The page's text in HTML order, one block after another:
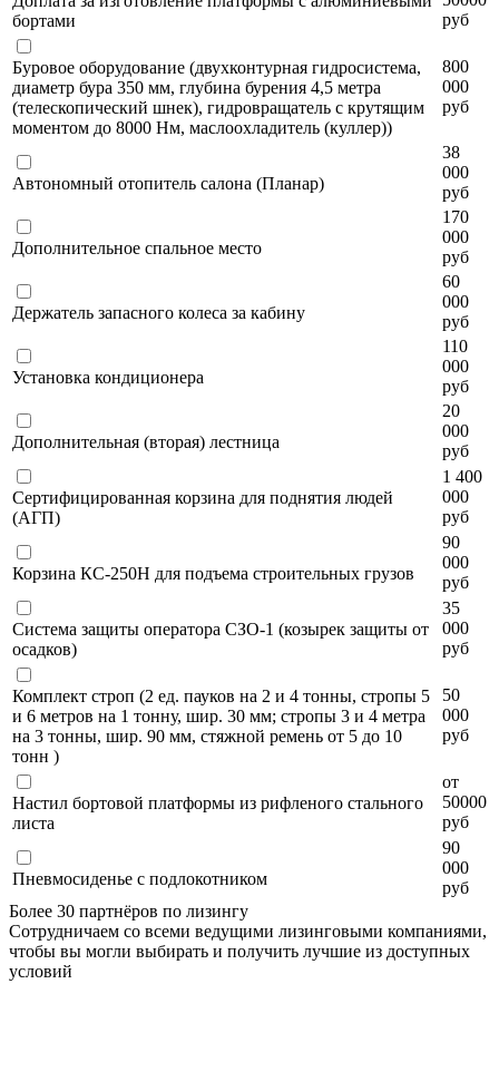
бортами
руб
Буровое оборудование (двухконтурная гидросистема,
диаметр бура 350 мм, глубина бурения 4,5 метра
(телескопический шнек), гидровращатель с крутящим
моментом до 8000 Нм, маслоохладитель (куллер))
800
000
руб
Автономный отопитель салона (Планар)
38
000
руб
Дополнительное спальное место
170
000
руб
Держатель запасного колеса за кабину
60
000
руб
Установка кондиционера
110
000
руб
Дополнительная (вторая) лестница
20
000
руб
Сертифицированная корзина для поднятия людей
(АГП)
1 400
000
руб
Корзина КС-250Н для подъема строительных грузов
90
000
руб
Система защиты оператора СЗО-1 (козырек защиты от
осадков)
35
000
руб
Комплект строп (2 ед. пауков на 2 и 4 тонны, стропы 5
и 6 метров на 1 тонну, шир. 30 мм; стропы 3 и 4 метра
на 3 тонны, шир. 90 мм, стяжной ремень от 5 до 10
тонн )
50
000
руб
Настил бортовой платформы из рифленого стального
листа
от
50000
руб
Пневмосиденье с подлокотником
90
000
руб
Более 30 партнёров по лизингу
Сотрудничаем со всеми ведущими лизинговыми компаниями,
чтобы вы могли выбирать и получить лучшие из доступных
условий